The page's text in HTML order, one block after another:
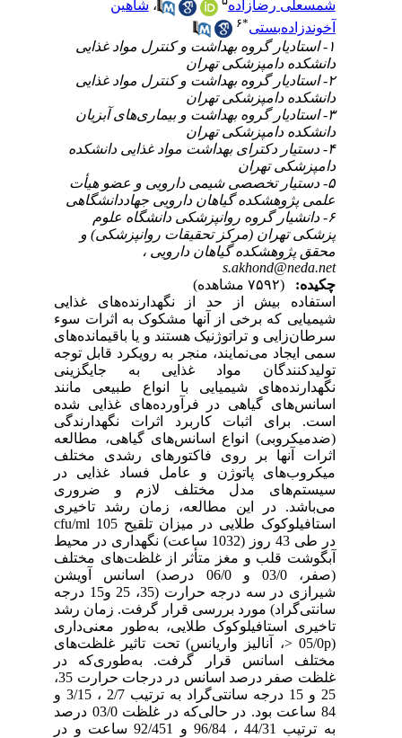
شمسعلی رضازاده ،شاهین
آخوندزاده‌بستی *۶
۱- استادیار گروه بهداشت و کنترل مواد غذایی
دانشکده دامپزشکی تهران
۲- استادیار گروه بهداشت و کنترل مواد غذایی
دانشکده دامپزشکی تهران
۳- استادیار گروه بهداشت و بیماری‌های آبزیان
دانشکده دامپزشکی تهران
۴- دستیار دکترای بهداشت مواد غذایی دانشکده
دامپزشکی تهران
۵- دستیار تخصصی شیمی دارویی و عضو هیأت
علمی پژوهشکده گیاهان دارویی جهاددانشگاهی
۶- دانشیار گروه روانپزشکی دانشگاه علوم
پزشکی تهران (مرکز تحقیقات روانپزشکی) و
محقق پژوهشکده گیاهان دارویی ،
s.akhond@neda.net
چکیده:
(۷۵۹۲ مشاهده)
استفاده بیش از حد از نگهدارنده‌های غذایی
شیمیایی که برخی از آنها مشکوک به اثرات سوء
سرطان‌زایی و تراتوژنیک هستند و یا باقیمانده‌های
سمی ایجاد می‌نمایند، منجر به رویکرد قابل توجه
تولیدکنندگان مواد غذایی به جایگزینی
نگهدارنده‌های شیمیایی با انواع طبیعی مانند
اسانس‌های گیاهی در فرآورده‌های غذایی شده
است. برای اثبات کاربرد اثرات نگهدارندگی
(ضدمیکروبی) انواع اسانس‌های گیاهی، مطالعه
اثرات آنها بر روی فاکتورهای رشدی مختلف
میکروب‌های پاتوژن و عامل فساد غذایی در
سیستم‌های مدل مختلف لازم و ضروری
می‌باشد. در این مطالعه، زمان رشد تاخیری
استافیلوکوک طلایی در میزان تلقیح cfu/ml 105
در طی 43 روز (1032 ساعت) نگهداری در محیط
آبگوشت قلب و مغز متأثر از غلظت‌های مختلف
(صفر، 03/0 و 06/0 درصد) اسانس آویشن
شیرازی در سه درجه حرارت (35، 25 و15 درجه
سانتی‌گراد) مورد بررسی قرار گرفت. زمان رشد
تاخیری استافیلوکوک طلایی، به‌طور معنی‌داری
(05/0p <، آنالیز واریانس) تحت تاثیر غلظت‌های
مختلف اسانس قرار گرفت. به‌طوری‌که در
غلظت صفر درصد اسانس در درجات حرارت 35،
25 و 15 درجه سانتی‌گراد به ترتیب 2/7 ، 3/15 و
84 ساعت بود. در حالی‌که در غلظت 03/0 درصد
به ترتیب 44/31 ، 96/84 و 92/451 ساعت و در